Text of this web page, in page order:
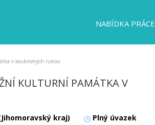
NABÍDKA PRÁCE
v soukromých rukou
KULTURNÍ PAMÁTKA V
kraj) Plný úvazek